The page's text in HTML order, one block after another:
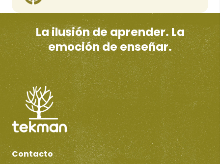
La ilusión de aprender. La
emoción de enseñar.
Contacto